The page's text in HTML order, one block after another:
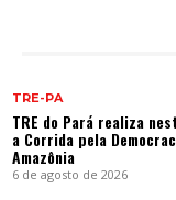
TRE-PA
TRE do Pará realiza
a Corrida pela
Amazônia
6 de agosto de 2026